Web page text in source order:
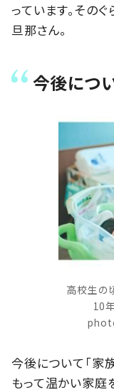
っています。その
旦那さん。
今後につ
高校生の
10
今後について「家
もって温かい家庭